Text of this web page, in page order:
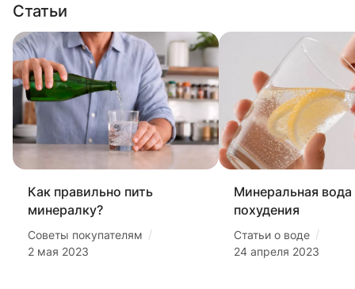
Статьи
Как правильно пить
минералку?
Советы покупателям /
2 мая 2023
Минеральная вода
похудения
Статьи о воде /
24 апреля 2023